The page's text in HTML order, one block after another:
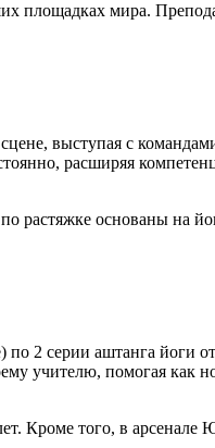
площадках мира.
выступая с
расширяя
растяжке основаны на
по 2 серии аштанга йоги
учителю, помогая как
Кроме того, в арсенале